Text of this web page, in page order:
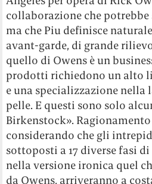
collaborazione che potrebbe
ma che Piu definisce
avant-garde, di grande
quello di Owens è un
prodotti richiedono un alto
e una specializzazione nella
pelle. E questi sono solo
Birkenstock».
considerando che gli
sottoposti a 17 diverse fasi
nella versione ironica quel
da Owens, arriveranno a